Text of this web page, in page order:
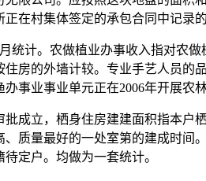
在村集体签定的承包合同中记录
计。农做植业办事收入指对农
房的外墙计较。专业手艺人员
事业事业单元正在2006年开展农
立，栖身住房建建面积指本户
质量最好的一处室第的建成时
定户。均做为一套统计。